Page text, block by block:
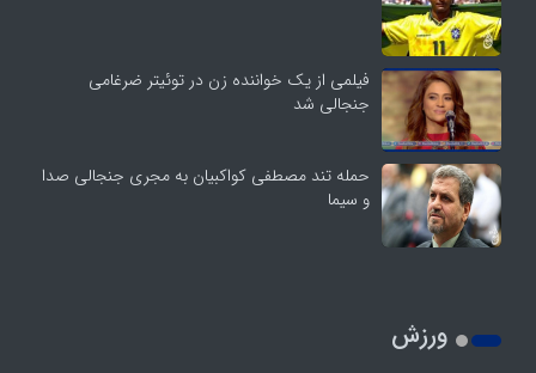
فیلمی از یک خواننده زن در توئیتر ضرغامی
جنجالی شد
حمله تند مصطفی کواکبیان به مجری جنجالی صدا
و سیما
ورزش